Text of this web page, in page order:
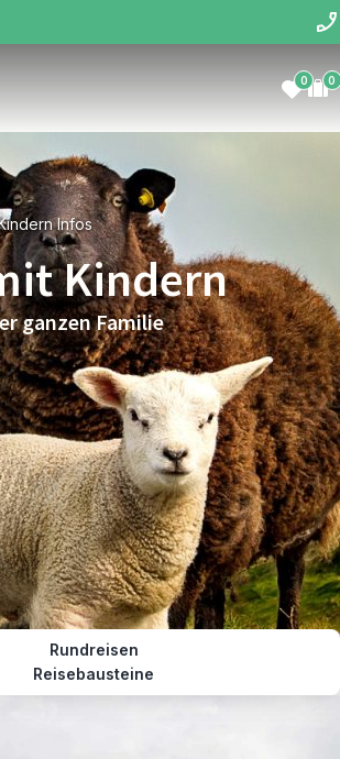
0 0
Infos
Kindern
ganzen Familie
Rundreisen
Reisebausteine